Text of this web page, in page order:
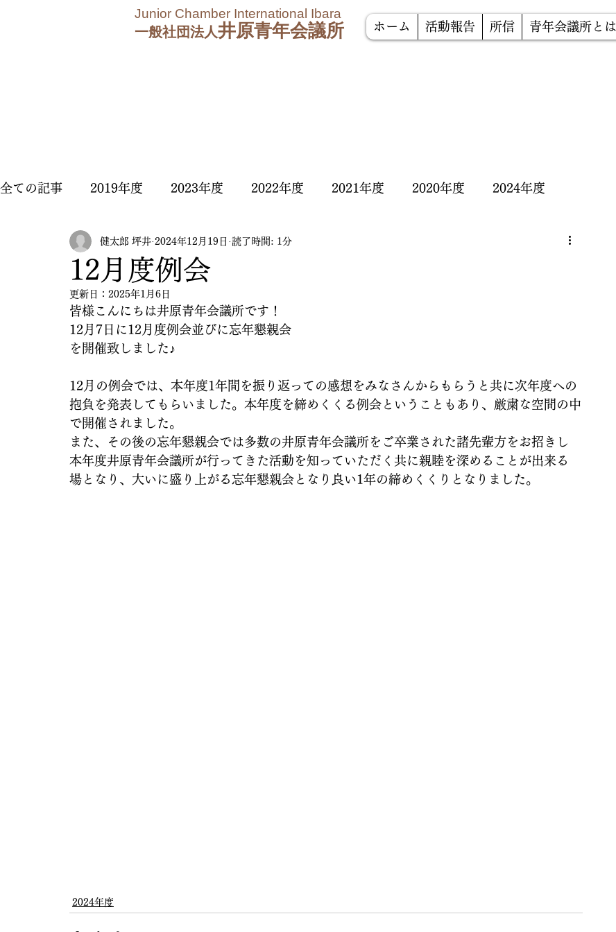
Junior Chamber International Ibara
一般社団法人井原青年会議所 ホーム 活動報告 所信 青年会議所とは
全ての記事 2019年度 2023年度 2022年度 2021年度 2020年度 2024年度
2025年度 2026年度
12月度例会
健太郎 坪井 2024年12月19日 読了時間: 1分
更新日： 2025年1月6日
皆様こんにちは井原青年会議所です！
12月7日に12月度例会並びに忘年懇親会
を開催致しました♪
12月の例会では、本年度1年間を振り返っての感想をみなさんからもらうと共に次年度への
抱負を発表してもらいました。本年度を締めくくる例会ということもあり、厳粛な空間の中
で開催されました。
また、その後の忘年懇親会では多数の井原青年会議所をご卒業された諸先輩方をお招きし
本年度井原青年会議所が行ってきた活動を知っていただく共に親睦を深めることが出来る
場となり、大いに盛り上がる忘年懇親会となり良い1年の締めくくりとなりました。
2024年度